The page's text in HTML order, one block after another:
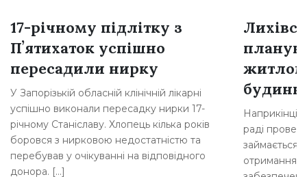
17-річному підлітку з
Пʼятихаток успішно
пересадили нирку
У Запорізькій обласній клінічній лікарні
успішно виконали пересадку нирки 17-
річному Станіславу. Хлопець кілька років
боровся з нирковою недостатністю та
перебував у очікуванні на відповідного
донора. […]
Наприкінці
раді
займається
отримання